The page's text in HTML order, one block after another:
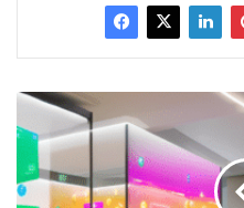
Les
virements
instantanés
deviennent
gratuits